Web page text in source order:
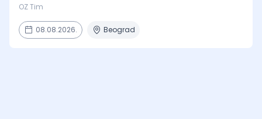
OZ Tim
08.08.2026. Beograd